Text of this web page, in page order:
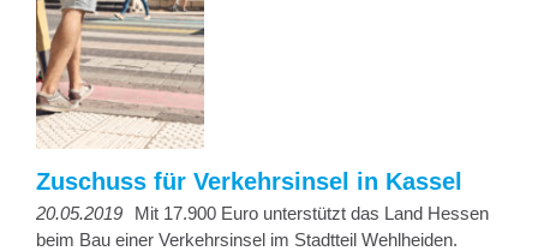
Zuschuss für Verkehrsinsel in Kassel
20.05.2019
Mit 17.900 Euro unterstützt das Land Hessen
beim Bau einer Verkehrsinsel im Stadtteil Wehlheiden.